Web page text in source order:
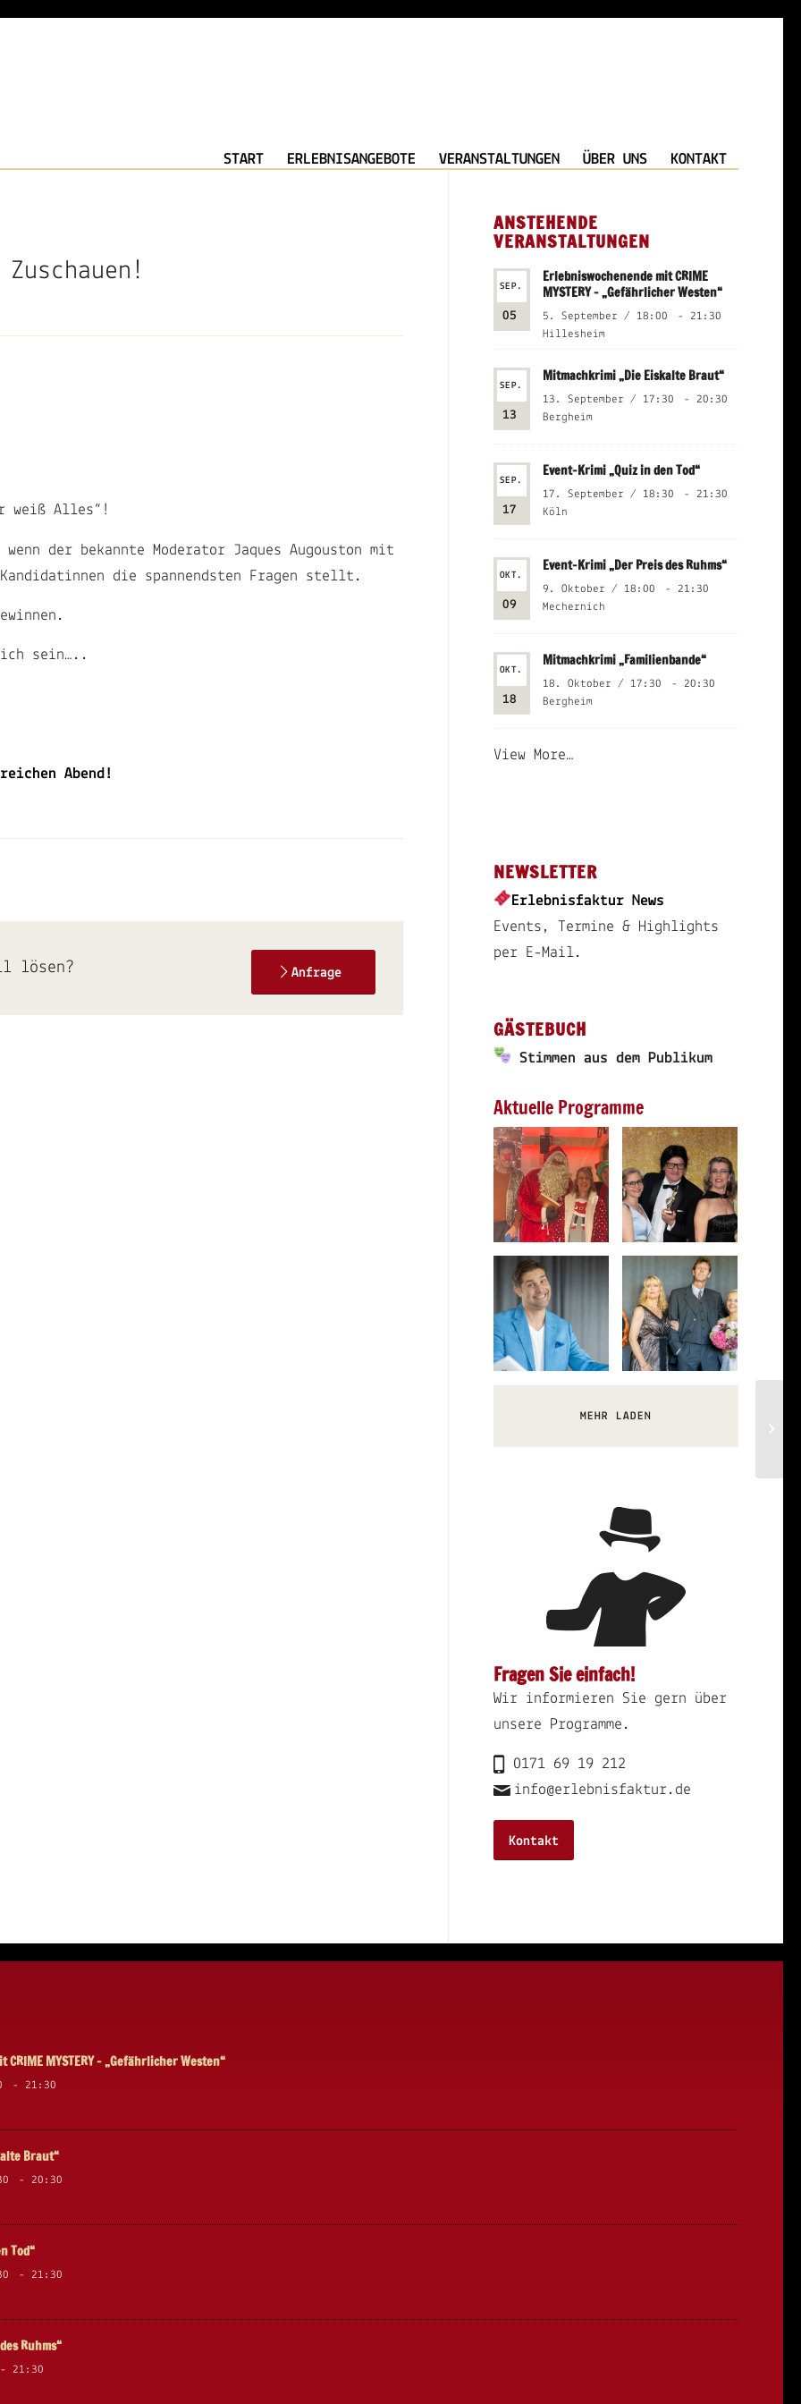
START ERLEBNISANGEBOTE VERANSTALTUNGEN ÜBER UNS KONTAKT
weiß Alles“!
der bekannte Moderator Jaques Augouston mit
die spannendsten Fragen stellt.
sein…..
Abend!
lösen? Anfrage
ANSTEHENDE
VERANSTALTUNGEN
SEP.
05
Erlebniswochenende mit CRIME
MYSTERY – „Gefährlicher Westen“
5. September / 18:00 - 21:30
Hillesheim
SEP.
13
Mitmachkrimi „Die Eiskalte Braut“
13. September / 17:30 - 20:30
Bergheim
SEP.
17
Event-Krimi „Quiz in den Tod“
17. September / 18:30 - 21:30
Köln
OKT.
09
Event-Krimi „Der Preis des Ruhms“
9. Oktober / 18:00 - 21:30
Mechernich
OKT.
18
Mitmachkrimi „Familienbande“
18. Oktober / 17:30 - 20:30
Bergheim
View More…
NEWSLETTER
Erlebnisfaktur News
Events, Termine & Highlights
per E-Mail.
GÄSTEBUCH
Stimmen aus dem Publikum
Aktuelle Programme
Event Krimi –
Unheilvoller
Advent
Event Krimi –
Der Preis des
Ruhms
Quiz zum Tod
Todesfall
MEHR LADEN
Fragen Sie einfach!
Wir informieren Sie gern über
unsere Programme.
0171 69 19 212
info@erlebnisfaktur.de
Kontakt
MYSTERY – „Gefährlicher Westen“
- 21:30
Braut“
- 20:30
Tod“
- 21:30
Ruhms“
- 21:30